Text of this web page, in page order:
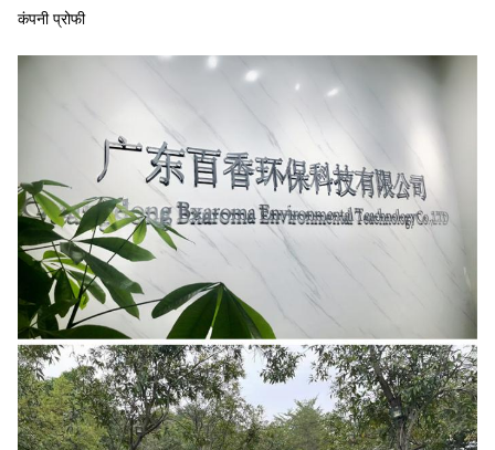
कंपनी प्रोफी